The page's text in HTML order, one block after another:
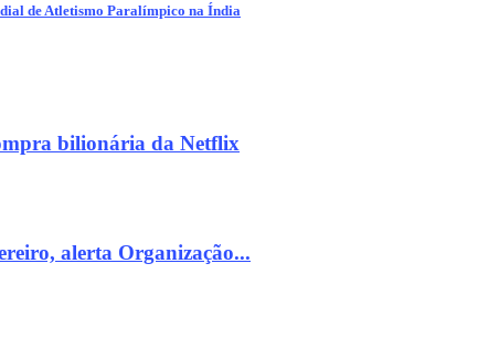
de Atletismo Paralímpico na Índia
bilionária da Netflix
alerta Organização...